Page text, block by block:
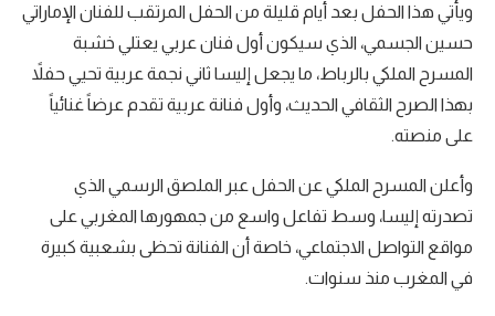
ويأتي هذا الحفل بعد أيام قليلة من الحفل المرتقب للفنان الإماراتي
حسين الجسمي، الذي سيكون أول فنان عربي يعتلي خشبة
المسرح الملكي بالرباط، ما يجعل إليسا ثاني نجمة عربية تحيي حفلاً
بهذا الصرح الثقافي الحديث، وأول فنانة عربية تقدم عرضاً غنائياً
على منصته.
وأعلن المسرح الملكي عن الحفل عبر الملصق الرسمي الذي
تصدرته إليسا، وسط تفاعل واسع من جمهورها المغربي على
مواقع التواصل الاجتماعي، خاصة أن الفنانة تحظى بشعبية كبيرة
في المغرب منذ سنوات.